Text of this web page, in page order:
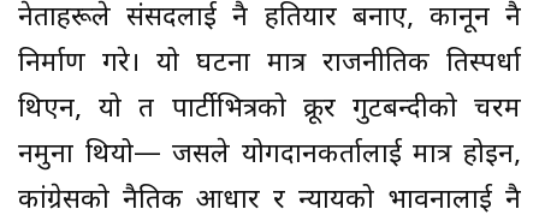
नेताहरूले संसदलाई नै हतियार बनाए, कानून नै
निर्माण गरे। यो घटना मात्र राजनीतिक प्रतिस्पर्धा
थिएन, यो त पार्टीभित्रको क्रूर गुटबन्दीको चरम
नमुना थियो— जसले योगदानकर्तालाई मात्र होइन,
कांग्रेसको नैतिक आधार र न्यायको भावनालाई नै